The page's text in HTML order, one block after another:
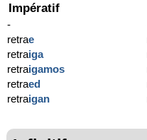
Impératif
-
retrae
retraiga
retraigamos
retraed
retraigan